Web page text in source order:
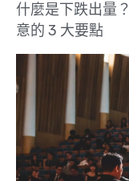
什麼是下跌出量
意的 3 大要點